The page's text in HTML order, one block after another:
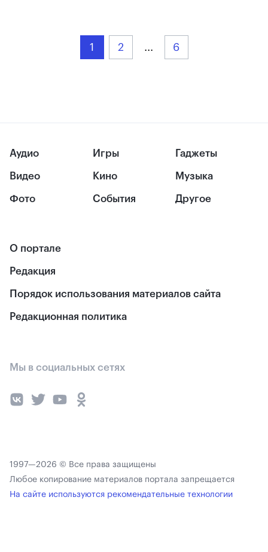
1 2 ... 6
Аудио
Видео
Фото
Игры
Кино
События
Гаджеты
Музыка
Другое
О портале
Редакция
Порядок использования материалов сайта
Редакционная политика
Мы в социальных сетях
1997—2026 © Все права защищены
Любое копирование материалов портала запрещается
На сайте используются рекомендательные технологии